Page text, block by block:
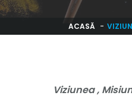
ACASĂ
Viziunea ,